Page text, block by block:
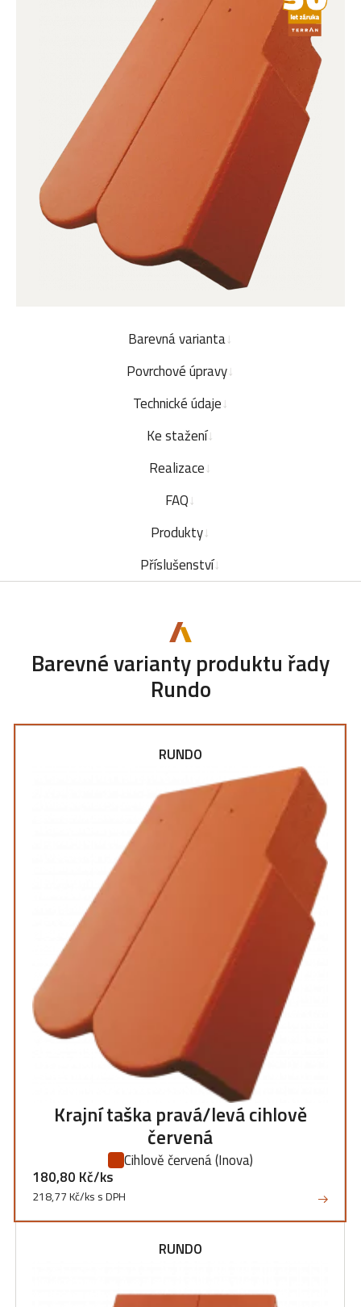
Barevná varianta
Povrchové úpravy
Technické údaje
Ke stažení
Realizace
FAQ
Produkty
Příslušenství
Barevné varianty produktu řady
Rundo
RUNDO
Krajní taška pravá/levá cihlově
červená
Cihlově červená(Inova)
180,80 Kč/ks
218,77 Kč/ks s DPH
RUNDO